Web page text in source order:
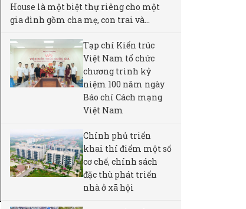
House là một biệt thự riêng cho một
gia đình gồm cha mẹ, con trai và...
Tạp chí Kiến trúc
Việt Nam tổ chức
chương trình kỷ
niệm 100 năm ngày
Báo chí Cách mạng
Việt Nam
Chính phủ triển
khai thí điểm một số
cơ chế, chính sách
đặc thù phát triển
nhà ở xã hội